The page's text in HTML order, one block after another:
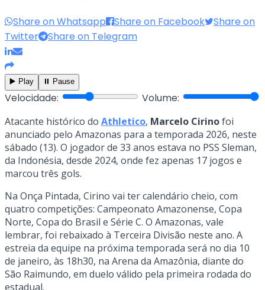
Share on Whatsapp Share on Facebook
Share on
Twitter
Share on Telegram
▶️ Play ⏸️ Pause
Velocidade: Volume:
Atacante histórico do Athletico, Marcelo Cirinofoi
anunciado pelo Amazonas para a temporada 2026, neste
sábado (13). O jogador de 33 anos estava no PSS Sleman,
da Indonésia, desde 2024, onde fez apenas 17 jogos e
marcou três gols.
Na Onça Pintada, Cirino vai ter calendário cheio, com
quatro competições: Campeonato Amazonense, Copa
Norte, Copa do Brasil e Série C. O Amazonas, vale
lembrar, foi rebaixado à Terceira Divisão neste ano. A
estreia da equipe na próxima temporada será no dia 10
de janeiro, às 18h30, na Arena da Amazônia, diante do
São Raimundo, em duelo válido pela primeira rodada do
estadual.